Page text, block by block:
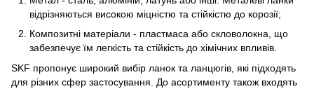
відрізняються високою міцністю та стійкістю до корозії;
Композитні матеріали - пластмаса або скловолокна, що
забезпечує їм легкість та стійкість до хімічних впливів.
SKF пропонує широкий вибір ланок та ланцюгів, які підходять
для різних сфер застосування. До асортименту також входять